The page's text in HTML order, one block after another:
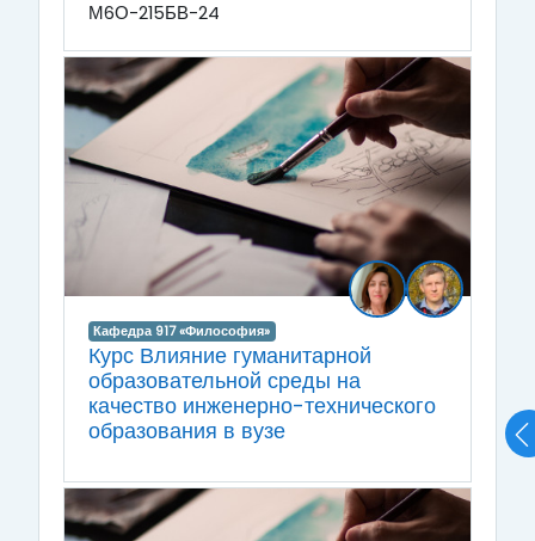
М6О-215БВ-24
Кафедра 917 «Философия»
Курс Влияние гуманитарной
образовательной среды на
качество инженерно-технического
образования в вузе